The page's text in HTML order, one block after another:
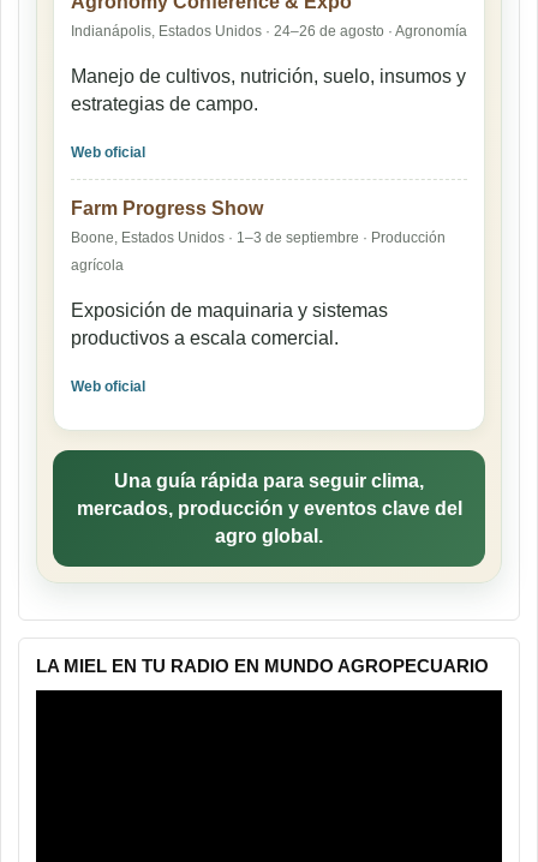
Indianápolis, Estados Unidos · 24–26 de agosto · Agronomía
Manejo de cultivos, nutrición, suelo, insumos y
estrategias de campo.
Web oficial
Farm Progress Show
Boone, Estados Unidos · 1–3 de septiembre · Producción
agrícola
Exposición de maquinaria y sistemas
productivos a escala comercial.
Web oficial
Una guía rápida para seguir clima,
mercados, producción y eventos clave del
agro global.
LA MIEL EN TU RADIO EN MUNDO AGROPECUARIO